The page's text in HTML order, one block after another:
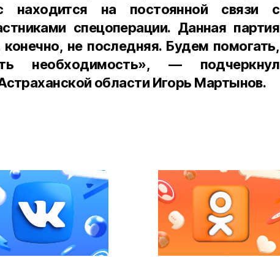
находится на постоянной связи с
спецоперации. Данная партия
конечно, не последняя. Будем помогать,
необходимость», — подчеркнул
области Игорь Мартынов.